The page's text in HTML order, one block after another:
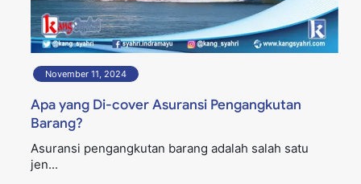
November 11, 2024
Apa yang Di-cover Asuransi Pengangkutan
Barang?
Asuransi pengangkutan barang adalah salah satu
jen...